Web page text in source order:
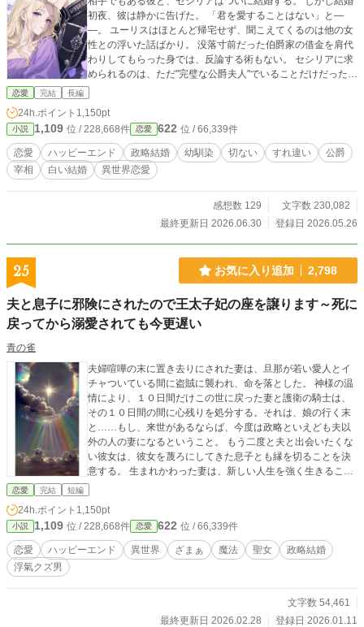
初夜、彼は静かに告げた。 「君を愛することはない」と―
―。 ユーリスはほとんど帰宅せず、聞こえてくるのは他の女
性との浮いた話ばかり。 没落寸前だった伯爵家の借金を肩代
わりしてもらった身では、反論する術もない。 セシリアに求
められるのは、ただ"完璧な公爵夫人"でいることだけだった。
しかし"ある夜"をきっかけに、ふたりの関係はより歪になる。
で眠るのだ。 理由も、意味も、分からない。でも、怖くて聞
けない。 そんな折、社交界である噂が囁かれ始めた。 他国の
王女との縁談、そして「本命の女性がいる」という声。 結婚
して三年。愛されなくとも、傍にいられればそれで良かっ
た。 けれど、もう――潮時なのかもしれない。セシリアは静
恋愛 完結 長編
24h.ポイント 1,150pt
小説 1,109 位 / 228,668件 恋愛 622 位 / 66,339件
恋愛 ハッピーエンド 政略結婚 幼馴染 切ない すれ違い
公爵
宰相
白い結婚 異世界恋愛
感想数 129
文字数 230,082
最終更新日 2026.06.30
登録日 2026.05.26
25 お気に入り追加 2,798
夫と息子に邪険にされたので王太子妃の座を譲ります～死に
戻ってから溺愛されても今更遅い
青の雀
夫婦喧嘩の末に置き去りにされた妻は、旦那が若い愛人とイ
チャついている間に盗賊に襲われ、命を落とした。 神様の温
情により、１０日間だけこの世に戻った妻と護衛の騎士は、
その１０日間の間に心残りを処分する。それは、娘の行く末
と……もし、来世があるならば、今度は政略といえども夫以
外の人の妻になるということ。 もう二度と夫と出会いたくな
い彼女は、彼女を蔑ろにしてきた息子とも縁を切ることを決
意する。 生まれかわった妻は、新しい人生を強く生きること
を決意。 過去世と同じ轍を踏みたくない……
恋愛 完結 短編
24h.ポイント 1,150pt
小説 1,109 位 / 228,668件 恋愛 622 位 / 66,339件
恋愛 ハッピーエンド 異世界 ざまぁ 魔法 聖女
政略結婚
浮氣クズ男
文字数 54,461
最終更新日 2026.02.28
登録日 2026.01.11